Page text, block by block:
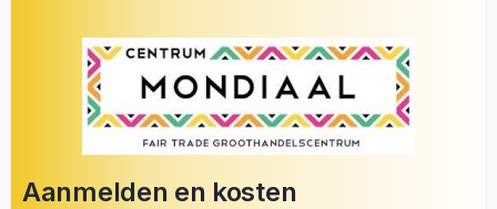
Aanmelden en kosten